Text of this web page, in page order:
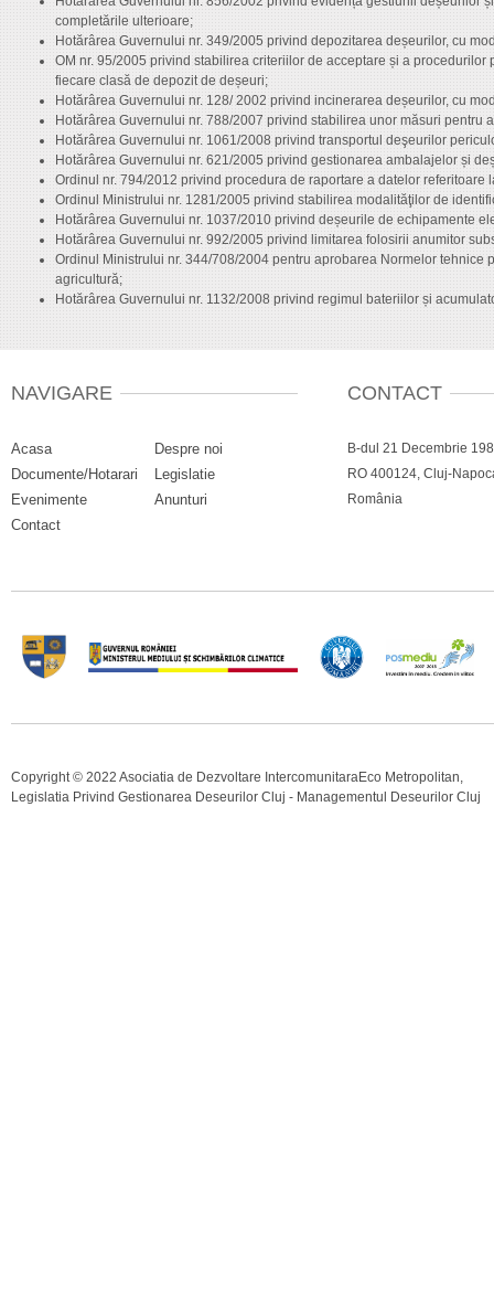
completările ulterioare;
Hotărârea Guvernului nr. 349/2005 privind depozitarea deșeurilor, cu
OM nr. 95/2005 privind stabilirea criteriilor de acceptare și a
fiecare clasă de depozit de deșeuri;
Hotărârea Guvernului nr. 128/ 2002 privind incinerarea deșeurilor, cu
Hotărârea Guvernului nr. 788/2007 privind stabilirea unor măsuri
Hotărârea Guvernului nr. 1061/2008 privind transportul deşeurilor
Hotărârea Guvernului nr. 621/2005 privind gestionarea ambalajelor și
Ordinul nr. 794/2012 privind procedura de raportare a datelor referitoare
Ordinul Ministrului nr. 1281/2005 privind stabilirea modalităţilor de
Hotărârea Guvernului nr. 1037/2010 privind deșeurile de echipamente
Hotărârea Guvernului nr. 992/2005 privind limitarea folosirii anumitor
Ordinul Ministrului nr. 344/708/2004 pentru aprobarea Normelor
agricultură;
Hotărârea Guvernului nr. 1132/2008 privind regimul bateriilor și
NAVIGARE
Acasa
Despre noi
Documente/Hotarari
Legislatie
Evenimente
Anunturi
Contact
CONTACT
B-dul 21 Decembrie
RO 400124, Cluj-
România
Copyright © 2022 Asociatia de Dezvoltare IntercomunitaraEco Metropolitan,
Legislatia Privind Gestionarea Deseurilor Cluj - Managementul Deseurilor Cluj